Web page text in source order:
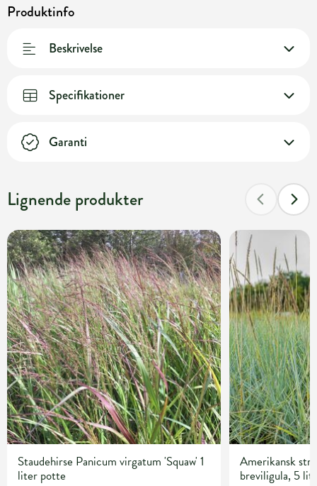
Produktinfo
Beskrivelse
Specifikationer
Garanti
Lignende produkter
Staudehirse Panicum virgatum 'Squaw' 1
liter potte
Amerikansk
breviligula, 5